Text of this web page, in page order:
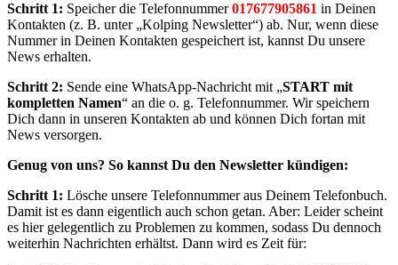
Schritt 1: Speicher die Telefonnummer017677905861 in Deinen
Kontakten (z. B. unter „Kolping Newsletter“) ab. Nur, wenn diese
Nummer in Deinen Kontakten gespeichert ist, kannst Du unsere
News erhalten.
Schritt 2: Sende eine WhatsApp-Nachricht mit „START mit
kompletten Namen“ an die o. g. Telefonnummer. Wir speichern
Dich dann in unseren Kontakten ab und können Dich fortan mit
News versorgen.
Genug von uns? So kannst Du den Newsletter kündigen:
Schritt 1: Lösche unsere Telefonnummer aus Deinem Telefonbuch.
Damit ist es dann eigentlich auch schon getan. Aber: Leider scheint
es hier gelegentlich zu Problemen zu kommen, sodass Du dennoch
weiterhin Nachrichten erhältst. Dann wird es Zeit für: